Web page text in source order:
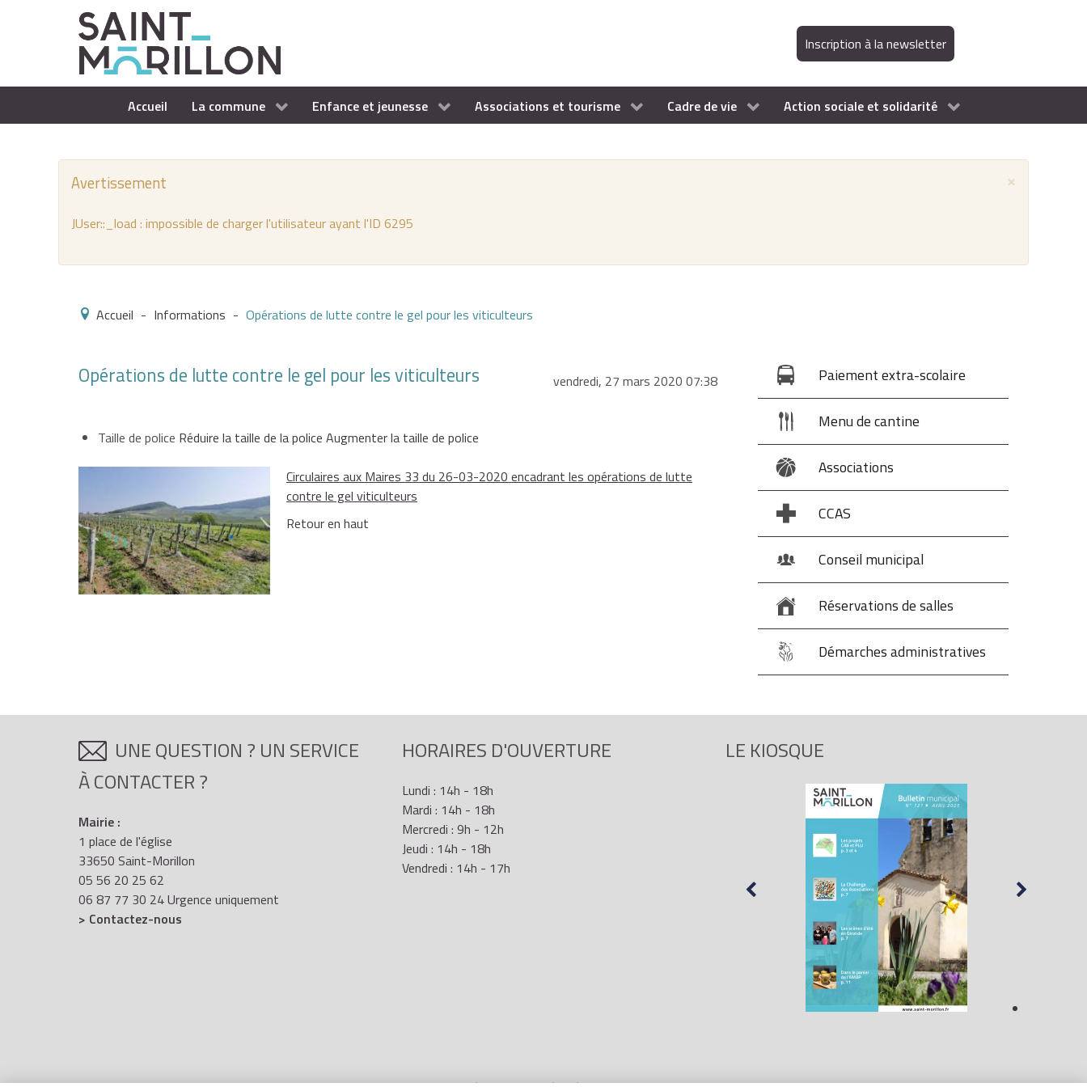
Inscription à la newsletter
Accueil La commune Enfance et jeunesse Associations et tourisme Cadre de vie Action sociale et solidarité
×
Avertissement
JUser::_load : impossible de charger l'utilisateur ayant l'ID 6295
Accueil - Informations - Opérations de lutte contre le gel pour les viticulteurs
vendredi, 27 mars 2020 07:38
Opérations de lutte contre le gel pour les viticulteurs
Taille de police Réduire la taille de la police Augmenter la taille de police
Circulaires aux Maires 33 du 26-03-2020 encadrant les opérations de lutte
contre le gel viticulteurs
Retour en haut
Paiement extra-scolaire
Menu de cantine
Associations
CCAS
Conseil municipal
Réservations de salles
Démarches administratives
UNE QUESTION ? UN SERVICE
À CONTACTER ?
Mairie :
1 place de l'église
33650 Saint-Morillon
05 56 20 25 62
06 87 77 30 24 Urgence uniquement
> Contactez-nous
HORAIRES D'OUVERTURE
Lundi : 14h - 18h
Mardi : 14h - 18h
Mercredi : 9h - 12h
Jeudi : 14h - 18h
Vendredi : 14h - 17h
LE KIOSQUE